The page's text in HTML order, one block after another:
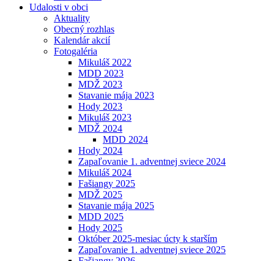
Udalosti v obci
Aktuality
Obecný rozhlas
Kalendár akcií
Fotogaléria
Mikuláš 2022
MDD 2023
MDŽ 2023
Stavanie mája 2023
Hody 2023
Mikuláš 2023
MDŽ 2024
MDD 2024
Hody 2024
Zapaľovanie 1. adventnej sviece 2024
Mikuláš 2024
Fašiangy 2025
MDŽ 2025
Stavanie mája 2025
MDD 2025
Hody 2025
Október 2025-mesiac úcty k starším
Zapaľovanie 1. adventnej sviece 2025